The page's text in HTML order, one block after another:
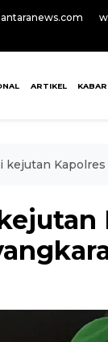
ARTIKEL
kejutan